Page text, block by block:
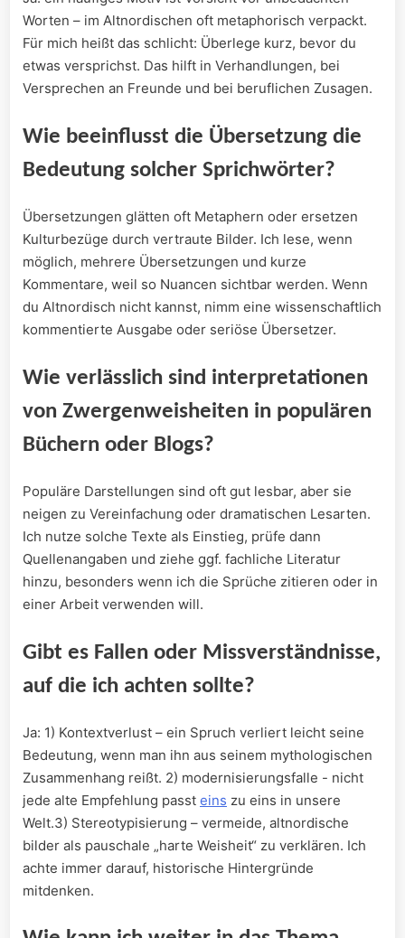
Worten – im​ Altnordischen oft metaphorisch verpackt.‌
Für mich heißt das schlicht: Überlege kurz, bevor du
etwas versprichst. Das hilft in Verhandlungen, bei⁤
Versprechen an Freunde und⁢ bei ​beruflichen Zusagen.
Wie ⁢beeinflusst die‍ Übersetzung die
Bedeutung solcher Sprichwörter?
Übersetzungen glätten oft Metaphern oder ersetzen
Kulturbezüge durch vertraute Bilder. ‍Ich lese, wenn
möglich,‍ mehrere Übersetzungen und kurze
⁢Kommentare, weil so Nuancen‌ sichtbar werden. Wenn
du Altnordisch nicht kannst, nimm eine wissenschaftlich
kommentierte Ausgabe oder⁤ seriöse Übersetzer.
Wie verlässlich sind​ interpretationen
von Zwergenweisheiten in populären
‍Büchern oder Blogs?
Populäre⁢ Darstellungen‍ sind oft gut ‍lesbar, aber sie
⁢neigen zu Vereinfachung ‌oder⁢ dramatischen Lesarten.⁤
Ich​ nutze solche Texte als⁤ Einstieg, prüfe dann
Quellenangaben und ziehe ⁤ggf. fachliche ⁤Literatur
hinzu, ‍besonders wenn ich die⁣ Sprüche zitieren oder ‌in
einer Arbeit verwenden will.
Gibt​ es Fallen‌ oder Missverständnisse,‍
auf die ich achten sollte?
Ja: ‌1) Kontextverlust – ein Spruch verliert⁢ leicht seine⁢
Bedeutung, wenn⁣ man ihn aus seinem⁣ mythologischen
Zusammenhang reißt.‌ 2)‍ modernisierungsfalle ⁢- nicht
jede alte⁤ Empfehlung passt eins ⁤ zu eins‍ in‍ unsere
⁣Welt.3) Stereotypisierung – vermeide, altnordische
bilder als ⁢pauschale „harte Weisheit“ ⁤zu verklären. Ich
achte immer darauf, historische Hintergründe
mitdenken.